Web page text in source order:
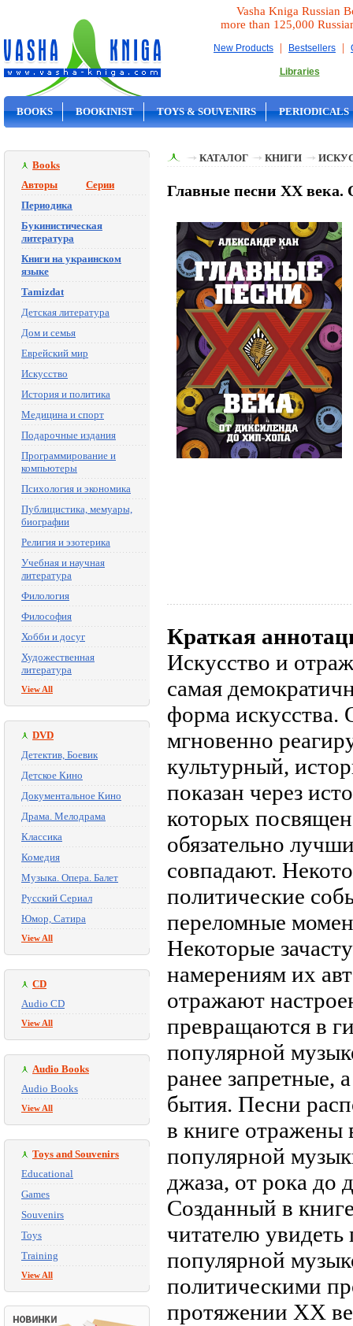
Vasha Kniga Russian
more than 125,000
New Products | Bestsellers |
Libraries
BOOKS BOOKINIST TOYS & SOUVENIRS PERIODICALS
Books
Авторы
Серии
Периодика
Букинистическая
литература
Книги на украинском
языке
Tamizdat
Детская литература
Дом и семья
Еврейский мир
Искусство
История и политика
Медицина и спорт
Подарочные издания
Программирование и
компьютеры
Психология и экономика
Публицистика, мемуары,
биографии
Религия и эзотерика
Учебная и научная
литература
Филология
Философия
Хобби и досуг
Художественная
литература
View All
DVD
Детектив, Боевик
Детское Кино
Документальное Кино
Драма. Мелодрама
Классика
Комедия
Музыка. Опера. Балет
Русский Сериал
Юмор, Сатира
View All
CD
Audio CD
View All
Audio Books
Audio Books
View All
Toys and Souvenirs
Educational
Games
Souvenirs
Toys
Training
View All
КАТАЛОГ КНИГИ
Главные песни ХХ века.
Краткая
Искусство и
самая
форма искусства.
мгновенно
культурный,
показан через
которых
обязательно
совпадают.
политические
переломные
Некоторые
намерениям их
отражают
превращаются в
популярной
ранее запретные,
бытия. Песни
в книге отражены
популярной
джаза, от рока до
Созданный в
читателю
популярной
политическими
протяжении ХХ